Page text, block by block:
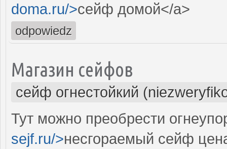
doma.ru/>сейф домой</a>
odpowiedz
Магазин сейфов
сейф огнестойкий
Тут можно преобрести
sejf.ru/>несгораемый сейф